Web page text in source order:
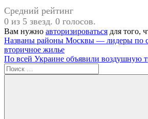
Средний рейтинг
0 из 5 звезд. 0 голосов.
Вам нужно авторизироваться для того,
Навигация
по
записям
Предыдущая
запись:
Названы районы Москвы — лидеры по
вторичное жилье
Следующая
запись:
По всей Украине объявили воздушную
Поиск
для: